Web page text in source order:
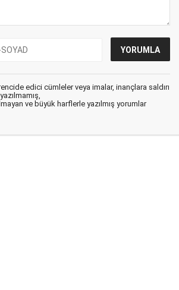
edici cümleler veya imalar, inançlara saldırı
ve büyük harflerle yazılmış yorumlar